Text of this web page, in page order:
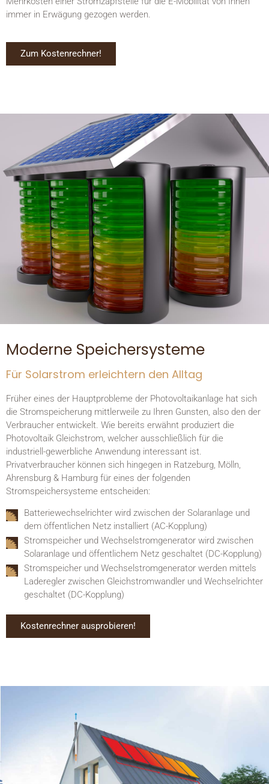
immer in Erwägung gezogen werden.
Zum Kostenrechner!
Moderne Speichersysteme
Für Solarstrom erleichtern den Alltag
Früher eines der Hauptprobleme der Photovoltaikanlage hat sich
die Stromspeicherung mittlerweile zu Ihren Gunsten, also den der
Verbraucher entwickelt. Wie bereits erwähnt produziert die
Photovoltaik Gleichstrom, welcher ausschließlich für die
industriell-gewerbliche Anwendung interessant ist.
Privatverbraucher können sich hingegen in Ratzeburg, Mölln,
Ahrensburg & Hamburg für eines der folgenden
Stromspeichersysteme entscheiden:
Batteriewechselrichter wird zwischen der Solaranlage und
dem öffentlichen Netz installiert (AC-Kopplung)
Stromspeicher und Wechselstromgenerator wird zwischen
Solaranlage und öffentlichem Netz geschaltet (DC-Kopplung)
Stromspeicher und Wechselstromgenerator werden mittels
Laderegler zwischen Gleichstromwandler und Wechselrichter
geschaltet (DC-Kopplung)
Kostenrechner ausprobieren!